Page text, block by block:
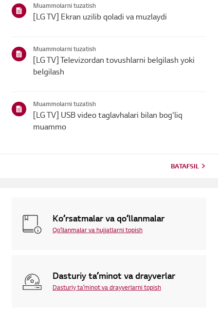
Muammolarni tuzatish
[LG TV] Ekran uzilib qoladi va muzlaydi
Muammolarni tuzatish
[LG TV] Televizordan tovushlarni belgilash yoki
belgilash
Muammolarni tuzatish
[LG TV] USB video taglavhalari bilan bog'liq
muammo
BATAFSIL
Koʻrsatmalar va qoʻllanmalar
Qoʻllanmalar va hujjatlarni topish
Dasturiy taʼminot va drayverlar
Dasturiy taʼminot va drayverlarni topish